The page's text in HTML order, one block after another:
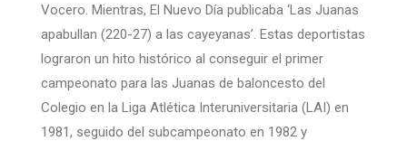
Vocero. Mientras, El Nuevo Día publicaba ‘Las Juanas
apabullan (220-27) a las cayeyanas’. Estas deportistas
lograron un hito histórico al conseguir el primer
campeonato para las Juanas de baloncesto del
Colegio en la Liga Atlética Interuniversitaria (LAI) en
1981, seguido del subcampeonato en 1982 y